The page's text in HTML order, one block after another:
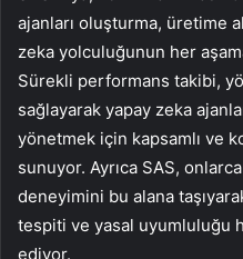
ajanları oluşturma, üretime
zeka yolculuğunun her
Sürekli performans takibi,
sağlayarak yapay zeka
yönetmek için kapsamlı ve
sunuyor. Ayrıca SAS,
deneyimini bu alana
tespiti ve yasal uyumluluğu
ediyor.